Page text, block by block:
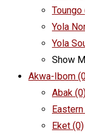
Toungo
Yola
Yola
Show
Akwa-Ibom
Abak
Eket (0)